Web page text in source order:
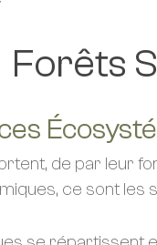
Forêts
de par leur
ce sont les